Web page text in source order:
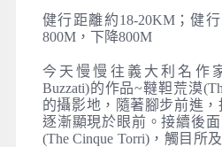
健行距離約18-20KM；健
800M，下降800M
今天慢慢往義大利名作
Buzzati)的作品~韃靼荒漠
的攝影地，隨著腳步前進，
逐漸顯現於眼前。接續後
(The Cinque Torri)，觸目所